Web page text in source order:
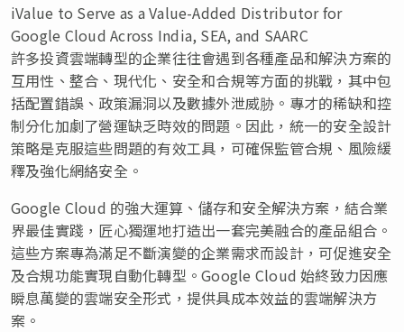
iValue to Serve as a Value-Added Distributor for
Google Cloud Across India, SEA, and SAARC
許多投資雲端轉型的企業往往會遇到各種產品和解決方案的
互用性、整合、現代化、安全和合規等方面的挑戰，其中包
括配置錯誤、政策漏洞以及數據外泄威胁。專才的稀缺和控
制分化加劇了營運缺乏時效的問題。因此，統一的安全設計
策略是克服這些問題的有效工具，可確保監管合規、風險緩
釋及強化網絡安全。
Google Cloud 的強大運算、儲存和安全解決方案，結合業
界最佳實踐，匠心獨運地打造出一套完美融合的產品組合。
這些方案專為滿足不斷演變的企業需求而設計，可促進安全
及合規功能實現自動化轉型。Google Cloud 始終致力因應
瞬息萬變的雲端安全形式，提供具成本效益的雲端解決方
案。